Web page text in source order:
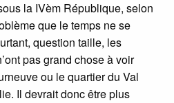
la IVèm République, selon
que le temps ne se
question taille, les
pas grand chose à voir
ou le quartier du Val
Il devrait donc être plus